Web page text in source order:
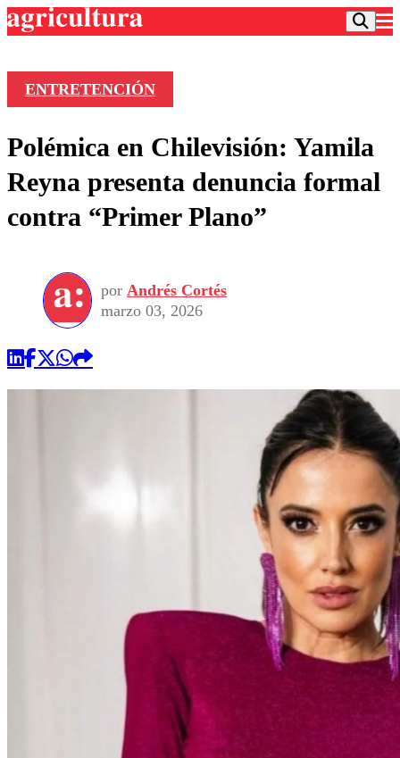
Frecuencias
Agricultura TV
Deportes
Colo Colo
Seleccion Chilena
Torneo Internacional
Universidad de Chile
Entretención
Economía
Internacional
Sustentabilidad
Publicaciones en medios
Opinión
ENTRETENCIÓN
Polémica en Chilevisión: Yamila
Reyna presenta denuncia formal
contra “Primer Plano”
por Andrés Cortés
marzo 03, 2026